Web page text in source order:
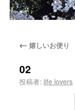
← 嬉しいお便り
02
投稿者: life lovers